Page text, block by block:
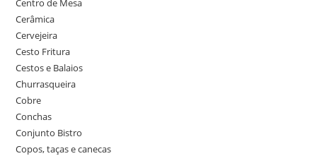
Cerâmica
Cervejeira
Cesto Fritura
Cestos e Balaios
Churrasqueira
Cobre
Conchas
Conjunto Bistro
Copos, taças e canecas